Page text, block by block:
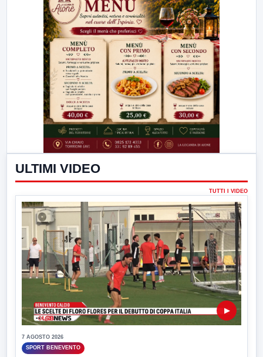
ULTIMI VIDEO
TUTTI I VIDEO
▶
7 AGOSTO 2026
SPORT BENEVENTO